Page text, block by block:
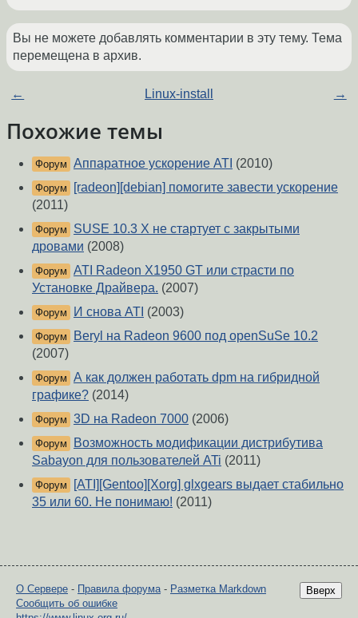
Вы не можете добавлять комментарии в эту тему. Тема
перемещена в архив.
← Linux-install →
Похожие темы
Форум Аппаратное ускорение ATI (2010)
Форум
[radeon][debian] помогите завести ускорение
(2011)
Форум
SUSE 10.3 Х не стартует с закрытыми
дровами (2008)
Форум ATI Radeon X1950 GT или страсти по
Установке Драйвера. (2007)
Форум И снова ATI (2003)
Форум
Beryl на Radeon 9600 под openSuSe 10.2
(2007)
Форум А как должен работать dpm на гибридной
графике? (2014)
Форум 3D на Radeon 7000 (2006)
Форум
Возможность модификации дистрибутива
Sabayon для пользователей ATi (2011)
Форум
[ATI][Gentoo][Xorg] glxgears выдает стабильно
35 или 60. Не понимаю! (2011)
Вверх
О Сервере - Правила форума- Разметка Markdown
Сообщить об ошибке